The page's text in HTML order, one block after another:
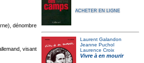
ACHETER EN LIGNE
Laurent Galandon
Jeanne Puchol
Laurence Croix
Vivre à en mourir
dénombre
visant